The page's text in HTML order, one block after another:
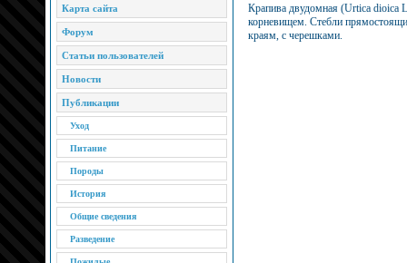
Карта сайта
Форум
Статьи пользователей
Новости
Публикации
Уход
Питание
Породы
История
Общие сведения
Разведение
Крапива двудомная (Urtica dioica
корневищем. Стебли
краям, с черешками.